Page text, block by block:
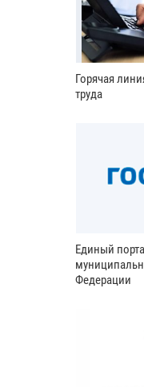
Горячая
труда
Единый
Федерации